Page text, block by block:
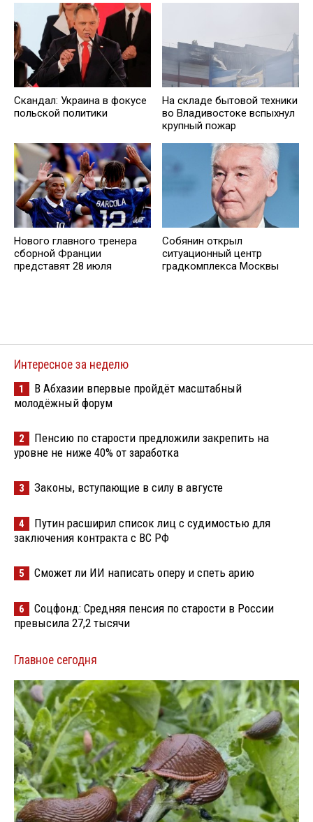
Скандал: Украина в фокусе
польской политики
На складе бытовой техники
во Владивостоке вспыхнул
крупный пожар
Нового главного тренера
сборной Франции
представят 28 июля
Собянин открыл
ситуационный центр
градкомплекса Москвы
Интересное за неделю
1
В Абхазии впервые пройдёт масштабный
молодёжный форум
2
Пенсию по старости предложили закрепить на
уровне не ниже 40% от заработка
3 Законы, вступающие в силу в августе
4
Путин расширил список лиц с судимостью для
заключения контракта с ВС РФ
5 Сможет ли ИИ написать оперу и спеть арию
6
Соцфонд: Средняя пенсия по старости в России
превысила 27,2 тысячи
Главное сегодня